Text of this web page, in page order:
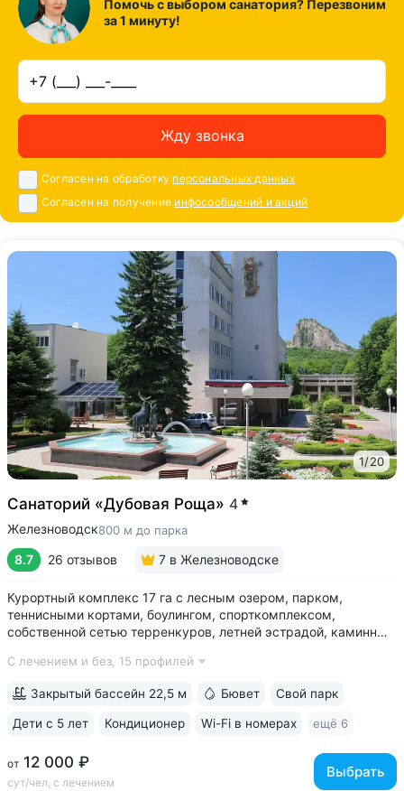
Помочь с выбором санатория? Перезвоним
за 1 минуту!
Жду звонка
Согласен на обработку персональных данных
Согласен на получение инфосообщений и акций
1/20
Санаторий «Дубовая Роща» 4
Железноводск800 м до парка
8.7 26 отзывов 7 в Железноводске
Курортный комплекс 17 га с лесным озером, парком,
теннисными кортами, боулингом, спорткомплексом,
собственной сетью терренкуров, летней эстрадой, каминным
домиком, лодочной станцией с катамаранами и зоной для
С лечением и без, 15 профилей
от 12 000 ₽
сут/чел, с лечением
Выбрать
Закрытый бассейн 22,5 м Бювет Свой парк
Дети с 5 лет Кондиционер Wi-Fi в номерах ещё 6